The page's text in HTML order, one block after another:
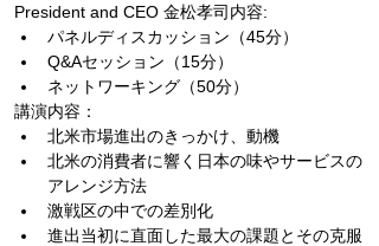
President and CEO 金松孝司内容:
パネルディスカッション（45分）
Q&Aセッション（15分）
ネットワーキング（50分）
講演内容：
北米市場進出のきっかけ、動機
北米の消費者に響く日本の味やサービスの
アレンジ方法
激戦区の中での差別化
進出当初に直面した最大の課題とその克服